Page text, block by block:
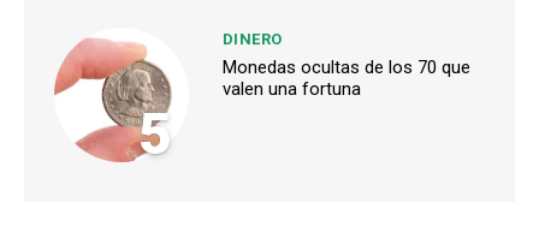
5
DINERO
Monedas ocultas de los 70 que
valen una fortuna